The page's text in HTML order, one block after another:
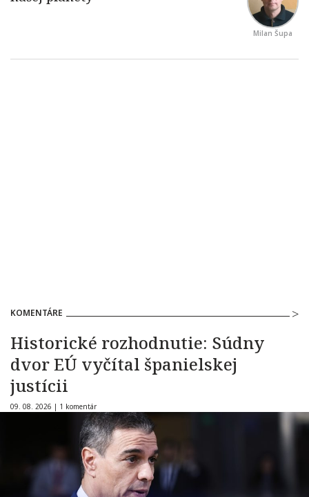
Milan Šupa
KOMENTÁRE
Historické rozhodnutie: Súdny
dvor EÚ vyčítal španielskej
justícii
09. 08. 2026 | 1 komentár